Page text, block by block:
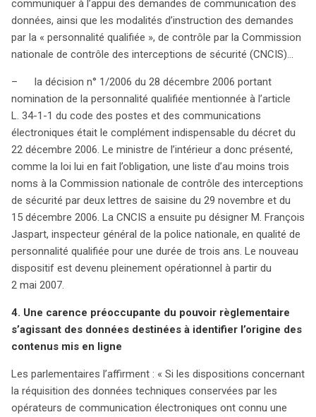
communiquer à l’appui des demandes de communication des
données, ainsi que les modalités d’instruction des demandes
par la « personnalité qualifiée », de contrôle par la Commission
nationale de contrôle des interceptions de sécurité (CNCIS)…
– la décision n° 1/2006 du 28 décembre 2006 portant
nomination de la personnalité qualifiée mentionnée à l’article
L. 34-1-1 du code des postes et des communications
électroniques était le complément indispensable du décret du
22 décembre 2006. Le ministre de l’intérieur a donc présenté,
comme la loi lui en fait l’obligation, une liste d’au moins trois
noms à la Commission nationale de contrôle des interceptions
de sécurité par deux lettres de saisine du 29 novembre et du
15 décembre 2006. La CNCIS a ensuite pu désigner M. François
Jaspart, inspecteur général de la police nationale, en qualité de
personnalité qualifiée pour une durée de trois ans. Le nouveau
dispositif est devenu pleinement opérationnel à partir du
2 mai 2007.
4. Une carence préoccupante du pouvoir règlementaire
s’agissant des données destinées à identifier l’origine des
contenus mis en ligne
Les parlementaires l’affirment : « Si les dispositions concernant
la réquisition des données techniques conservées par les
opérateurs de communication électroniques ont connu une